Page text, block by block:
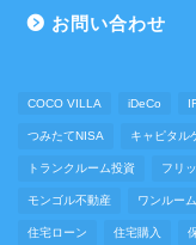
お問い合わせ
COCO VILLA iDeCo
つみたてNISA キャピタル
トランクルーム投資 フリ
モンゴル不動産 ワンルー
住宅ローン 住宅購入